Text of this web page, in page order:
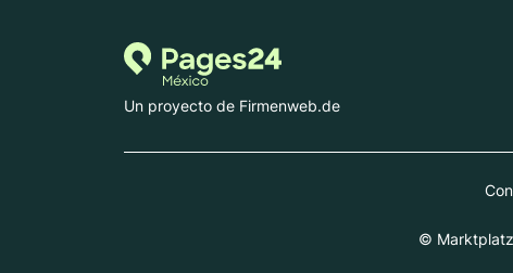
Un proyecto de Firmenweb.de
© Marktplatz